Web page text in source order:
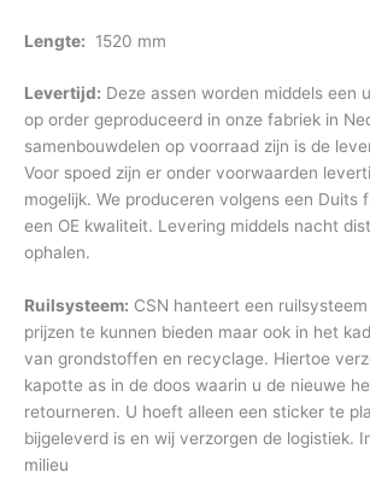
Lengte: 1520 mm
Levertijd: Deze assen worden middels een
op order geproduceerd in onze fabriek in
samenbouwdelen op voorraad zijn is de
Voor spoed zijn er onder voorwaarden
mogelijk. We produceren volgens een Duits
een OE kwaliteit. Levering middels nacht
ophalen.
Ruilsysteem: CSN hanteert een
prijzen te kunnen bieden maar ook in het
van grondstoffen en recyclage. Hiertoe
kapotte as in de doos waarin u de nieuwe
retourneren. U hoeft alleen een sticker te
bijgeleverd is en wij verzorgen de logistiek.
milieu